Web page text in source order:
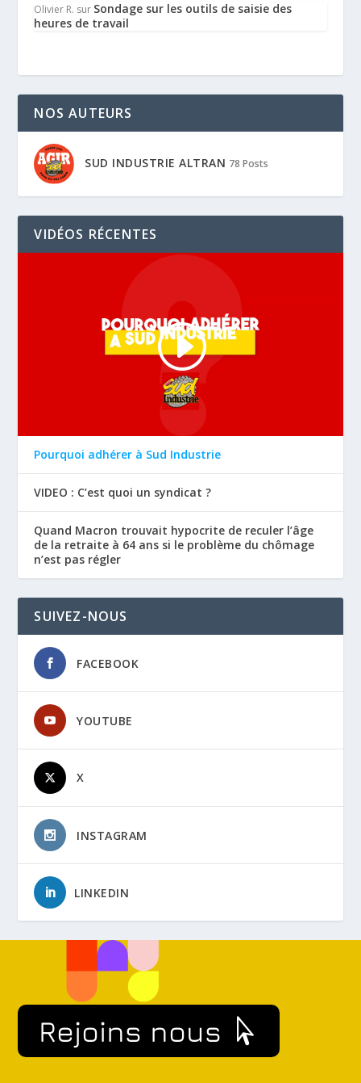
Olivier R. sur Sondage sur les outils de saisie des
heures de travail
NOS AUTEURS
SUD INDUSTRIE ALTRAN 78 Posts
VIDÉOS RÉCENTES
Pourquoi adhérer à Sud Industrie
VIDEO : C’est quoi un syndicat ?
Quand Macron trouvait hypocrite de reculer l’âge
de la retraite à 64 ans si le problème du chômage
n’est pas régler
SUIVEZ-NOUS
FACEBOOK
YOUTUBE
X
INSTAGRAM
LINKEDIN
Rejoins nous